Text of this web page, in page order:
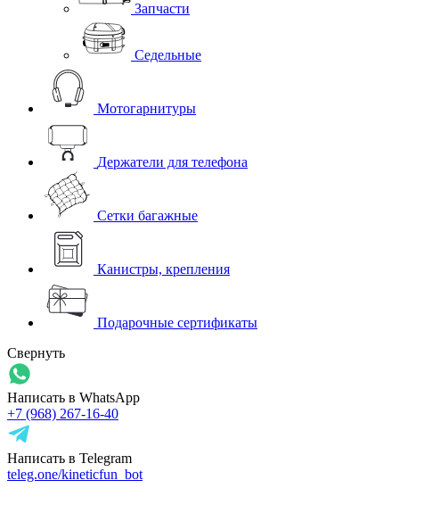
Запчасти
Седельные
Мотогарнитуры
Держатели для телефона
Сетки багажные
Канистры, крепления
Подарочные сертификаты
Свернуть
Написать в WhatsApp
+7 (968) 267-16-40
Написать в Telegram
teleg.one/kineticfun_bot